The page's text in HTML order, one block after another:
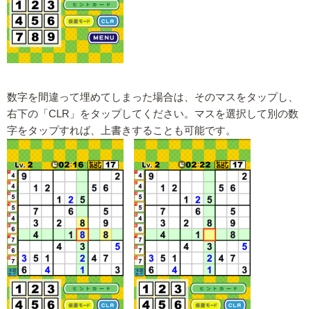
数字を間違って埋めてしまった場合は、そのマスをタップし、
右下の「CLR」をタップしてください。マスを選択して別の数
字をタップすれば、上書きすることも可能です。